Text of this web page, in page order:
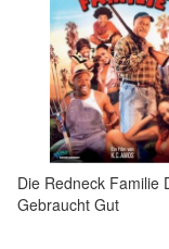
Die Redneck Familie
Gebraucht Gut